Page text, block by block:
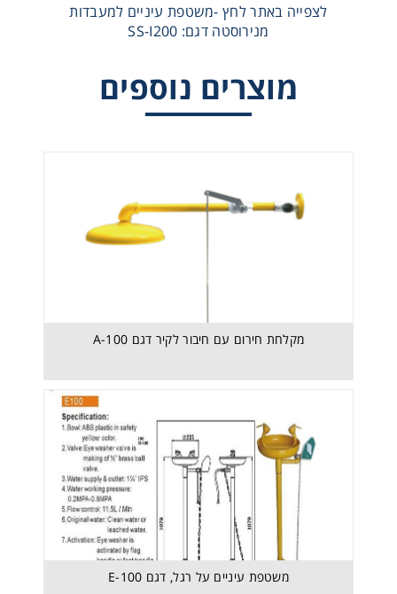
לצפייה באתר לחץ -משטפת עיניים למעבדות
מנירוסטה דגם: SS-I200
מוצרים נוספים
מקלחת חירום עם חיבור לקיר דגם A-100
משטפת עיניים על רגל, דגם E-100
מקלחת חירום עם חיבור לקיר דגם A-100